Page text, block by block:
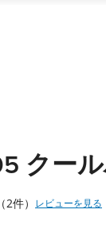
クー
（2件） レビューを見る